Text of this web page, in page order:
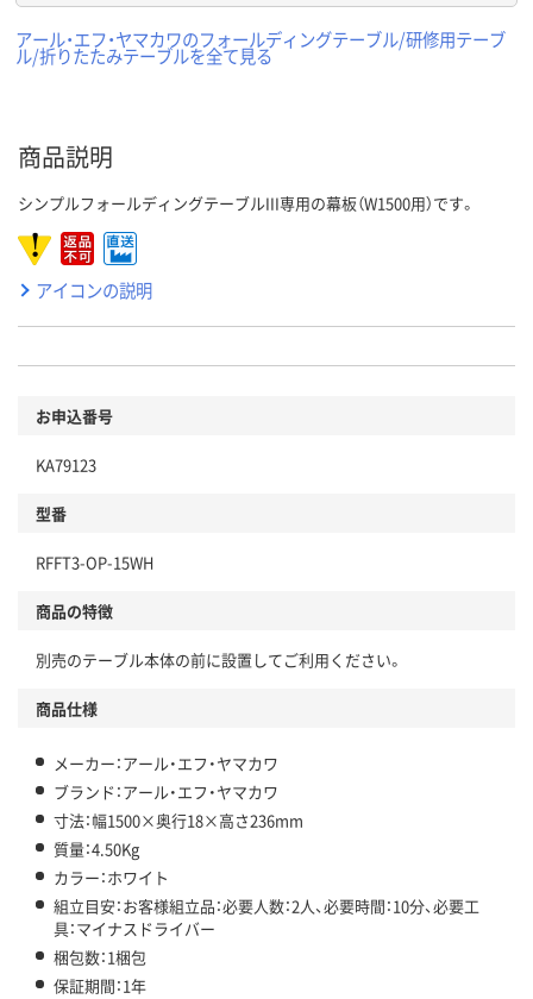
アール・エフ・ヤマカワのフォールディングテーブル/研修用テーブ
ル/折りたたみテーブルを全て見る
商品説明
シンプルフォールディングテーブルIII専用の幕板（W1500用）です。
アイコンの説明
お申込番号
KA79123
型番
RFFT3-OP-15WH
商品の特徴
別売のテーブル本体の前に設置してご利用ください。
商品仕様
メーカー：アール・エフ・ヤマカワ
ブランド：アール・エフ・ヤマカワ
寸法：幅1500×奥行18×高さ236mm
質量：4.50Kg
カラー：ホワイト
組立目安：お客様組立品：必要人数：2人、必要時間：10分、必要工
具：マイナスドライバー
梱包数：1梱包
保証期間：1年